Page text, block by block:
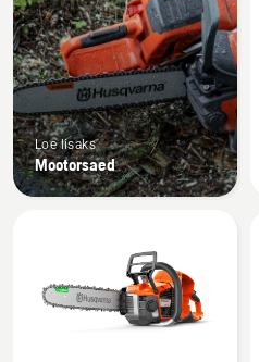
Loe lisaks
Mootorsaed